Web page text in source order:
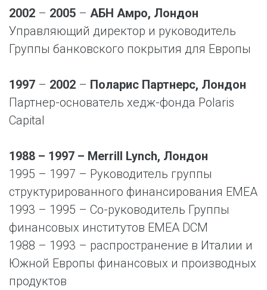
2002 – 2005 – АБН Амро, Лондон
Управляющий директор и руководитель
Группы банковского покрытия для Европы
1997 – 2002 – Поларис Партнерс, Лондон
Партнер-основатель хедж-фонда Polaris
Capital
1988 – 1997 – Merrill Lynch, Лондон
1995 – 1997 – Руководитель группы
структурированного финансирования EMEA
1993 – 1995 – Со-руководитель Группы
финансовых институтов EMEA DCM
1988 – 1993 – распространение в Италии и
Южной Европы финансовых и производных
продуктов